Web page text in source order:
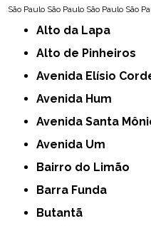
São Paulo São Paulo São Paulo São
Alto da Lapa
Alto de Pinheiros
Avenida Elísio
Avenida Hum
Avenida Santa
Avenida Um
Bairro do Limão
Barra Funda
Butantã